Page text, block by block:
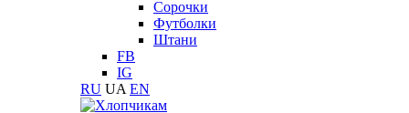
Сорочки
Футболки
Штани
FB
IG
RU UA EN